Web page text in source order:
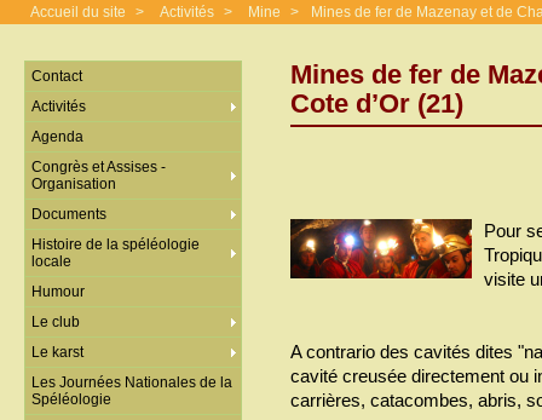
Accueil du site > Activités > Mine > Mines de fer de Mazenay et de
Mines de fer de
Cote d’Or (21)
Pour
visite
A contrario des cavités dites
cavité creusée directement ou
carrières, catacombes, abris,
Contact
Activités
Agenda
Congrès et Assises -
Organisation
Documents
Histoire de la spéléologie
locale
Humour
Le club
Le karst
Les Journées Nationales de la
Spéléologie